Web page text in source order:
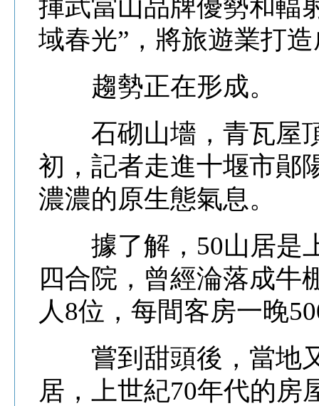
揮武當山品牌優勢和輻
域春光”，將旅遊業打
趨勢正在形成。
石砌山墻，青瓦屋
初，記者走進十堰市鄖
濃濃的原生態氣息。
據了解，50山居是上
四合院，曾經淪落成牛
人8位，每間客房一晚
嘗到甜頭後，當地又
居，上世紀70年代的房